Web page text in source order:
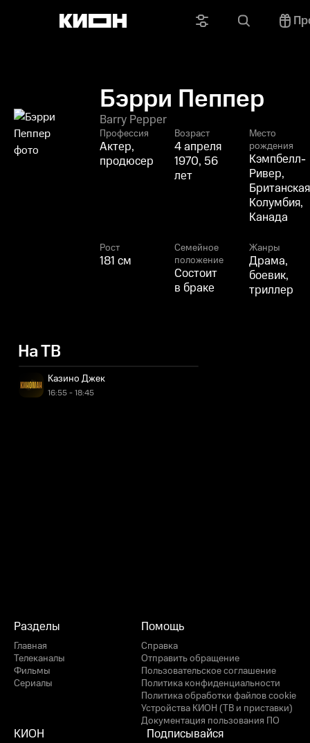
Бэрри Пеппер
Barry Pepper
Профессия
Актер,
продюсер
Возраст
4 апреля
1970, 56
лет
Место
рождения
Кэмпбелл-
Ривер,
Британская
Колумбия,
Канада
Рост
181 см
Семейное
положение
Состоит
в браке
Жанры
Драма,
боевик,
триллер
На ТВ
Казино Джек
16:55 - 18:45
Разделы
Главная
Телеканалы
Фильмы
Сериалы
Помощь
Справка
Отправить обращение
Пользовательское соглашение
Политика конфиденциальности
Политика обработки файлов cookie
Устройства КИОН (ТВ и приставки)
Документация пользования ПО
КИОН Подписывайся